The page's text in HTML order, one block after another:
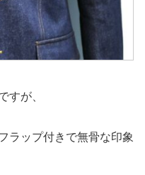
すが、
ラップ付きで無骨な印象